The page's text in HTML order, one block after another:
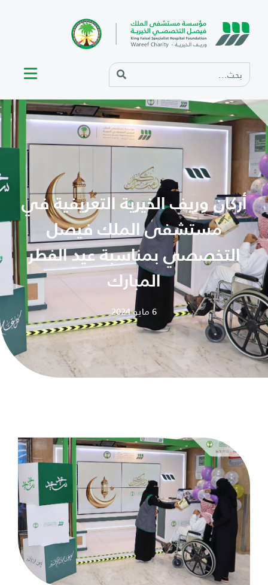
أركان وريف الخيرية التعريفية في
مستشفى الملك فيصل
التخصصي بمناسبة عيد الفطر
المبارك
6 مايو 2024